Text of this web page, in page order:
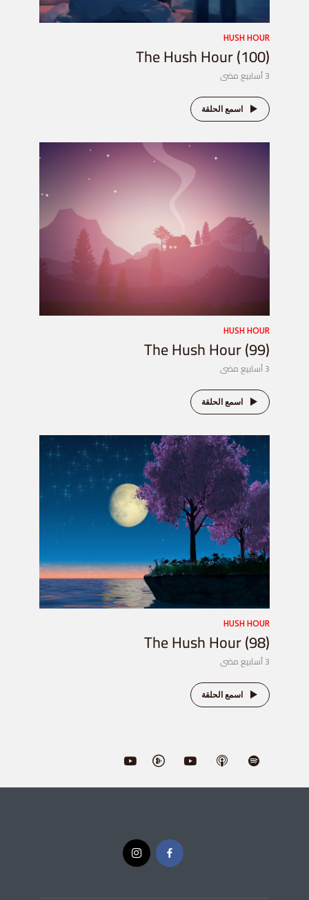
HUSH HOUR
The Hush Hour (100)
3 أسابيع مضى
اسمع الحلقة
HUSH HOUR
The Hush Hour (99)
3 أسابيع مضى
اسمع الحلقة
HUSH HOUR
The Hush Hour (98)
3 أسابيع مضى
اسمع الحلقة